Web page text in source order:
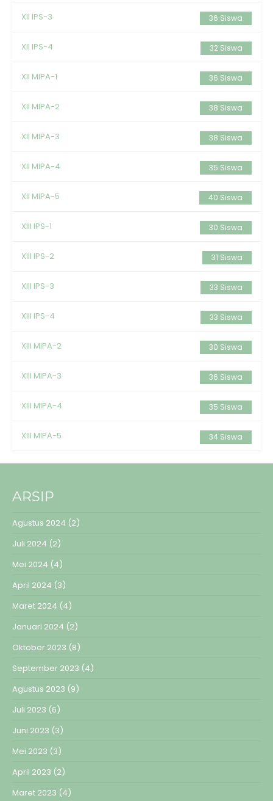
XII IPS-3 36 Siswa
XII IPS-4 32 Siswa
XII MIPA-1 36 Siswa
XII MIPA-2 38 Siswa
XII MIPA-3 38 Siswa
XII MIPA-4 35 Siswa
XII MIPA-5 40 Siswa
XIII IPS-1 30 Siswa
XIII IPS-2 31 Siswa
XIII IPS-3 33 Siswa
XIII IPS-4 33 Siswa
XIII MIPA-2 30 Siswa
XIII MIPA-3 36 Siswa
XIII MIPA-4 35 Siswa
XIII MIPA-5 34 Siswa
ARSIP
Agustus 2024 (2)
Juli 2024 (2)
Mei 2024 (4)
April 2024 (3)
Maret 2024 (4)
Januari 2024 (2)
Oktober 2023 (8)
September 2023 (4)
Agustus 2023 (9)
Juli 2023 (6)
Juni 2023 (3)
Mei 2023 (3)
April 2023 (2)
Maret 2023 (4)